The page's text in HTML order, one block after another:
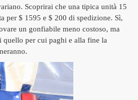
Scoprirai che una tipica unità 15
per $ 1595 e $ 200 di spedizione. Sì,
un gonfiabile meno costoso, ma
quello per cui paghi e alla fine la